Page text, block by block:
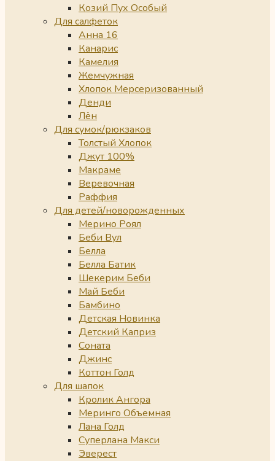
Козий Пух Особый
Для салфеток
Анна 16
Канарис
Камелия
Жемчужная
Хлопок Мерсеризованный
Денди
Лён
Для сумок/рюкзаков
Толстый Хлопок
Джут 100%
Макраме
Веревочная
Раффия
Для детей/новорожденных
Мерино Роял
Беби Вул
Белла
Белла Батик
Шекерим Беби
Май Беби
Бамбино
Детская Новинка
Детский Каприз
Соната
Джинс
Коттон Голд
Для шапок
Кролик Ангора
Меринго Объемная
Лана Голд
Суперлана Макси
Эверест